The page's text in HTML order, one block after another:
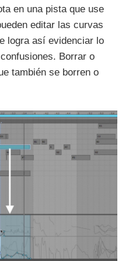
en una pista que use
editar las curvas
logra así evidenciar lo
Borrar o
también se borren o